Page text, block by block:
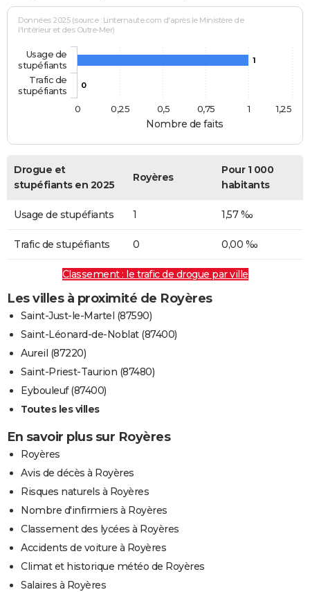
Nombre de faits
Données 2025 (source : Linternaute.com d'après le Ministère de
l'Intérieur et des Outre-Mer)
1
0
Usage de
stupéfiants
Trafic de
stupéfiants
0
1
0,25 0,5 0,75 1,25
Drogue et
stupéfiants en 2025
Royères
Pour 1 000
habitants
Usage de stupéfiants 1 1,57 ‰
Trafic de stupéfiants 0 0,00 ‰
Classement : le trafic de drogue par ville
Les villes à proximité de Royères
Saint-Just-le-Martel (87590)
Saint-Léonard-de-Noblat (87400)
Aureil (87220)
Saint-Priest-Taurion (87480)
Eybouleuf (87400)
Toutes les villes
En savoir plus sur Royères
Royères
Avis de décès à Royères
Risques naturels à Royères
Nombre d'infirmiers à Royères
Classement des lycées à Royères
Accidents de voiture à Royères
Climat et historique météo de Royères
Salaires à Royères